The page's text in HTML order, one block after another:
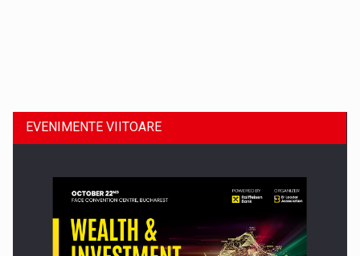
EVENIMENTE VIITOARE